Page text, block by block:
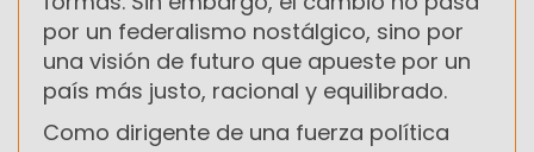
por un federalismo nostálgico, sino por
una visión de futuro que apueste por un
país más justo, racional y equilibrado.
Como dirigente de una fuerza política